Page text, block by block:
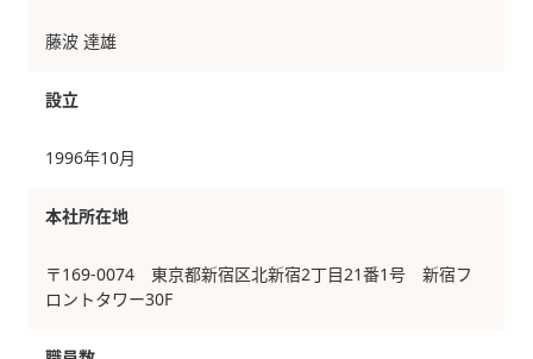
藤波 達雄
設立
1996年10月
本社所在地
〒169-0074 東京都新宿区北新宿2丁目21番1号 新宿フ
ロントタワー30F